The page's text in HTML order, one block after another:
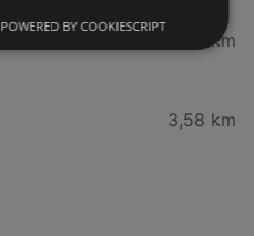
3,41 km
3,58 km
POWERED BY COOKIESCRIPT